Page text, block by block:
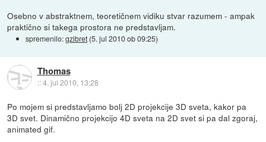
Osebno v abstraktnem, teoretičnem vidiku stvar razumem - ampak
praktično si takega prostora ne predstavljam.
spremenilo:gzibret (5. jul 2010 ob 09:25)
Thomas
::4. jul 2010, 13:28
Po mojem si predstavljamo bolj 2D projekcije 3D sveta, kakor pa
3D svet. Dinamično projekcijo 4D sveta na 2D svet si pa dal zgoraj,
animated gif.